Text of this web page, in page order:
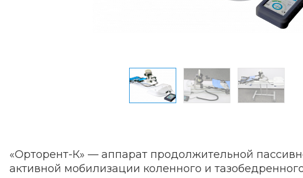
«Орторент-К» — аппарат продолжительной
активной мобилизации коленного и